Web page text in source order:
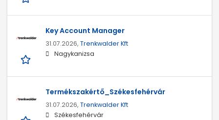
Key Account Manager
31.07.2026, Trenkwalder Kft
Nagykanizsa
Termékszakértő_Székesfehérvár
31.07.2026, Trenkwalder Kft
Székesfehérvár